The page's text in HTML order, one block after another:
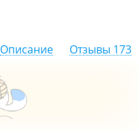
Описание Отзывы 173